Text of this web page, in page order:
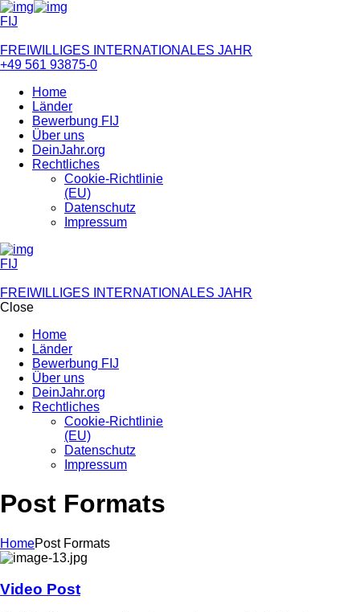
FIJ
FREIWILLIGES INTERNATIONALES JAHR
+49 561 93875-0
Home
Länder
Bewerbung FIJ
Über uns
DeinJahr.org
Rechtliches
Cookie-Richtlinie
(EU)
Datenschutz
Impressum
FIJ
FREIWILLIGES INTERNATIONALES JAHR
Close
Home
Länder
Bewerbung FIJ
Über uns
DeinJahr.org
Rechtliches
Cookie-Richtlinie
(EU)
Datenschutz
Impressum
Post Formats
HomePost Formats
Video Post